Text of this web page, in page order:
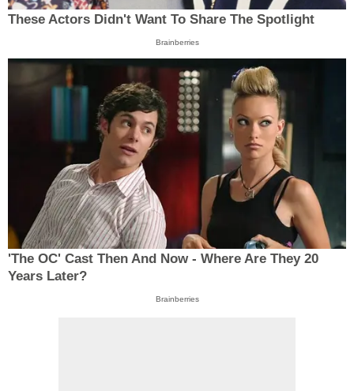
These Actors Didn't Want To Share The Spotlight
Brainberries
'The OC' Cast Then And Now - Where Are They 20
Years Later?
Brainberries